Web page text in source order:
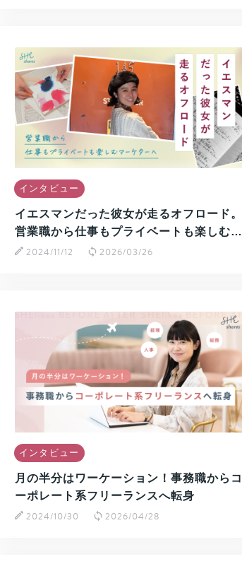
インタビュー
イエスマンだった彼女が走るオフロード。
営業職から仕事もプライベートも楽しむ…
2024/11/12 2026/03/26
インタビュー
月の半分はワーケーション！事務職からコ
ーポレート系フリーランスへ転身
2024/10/30 2026/04/28